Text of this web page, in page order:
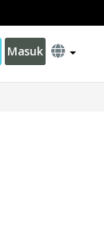
Masuk